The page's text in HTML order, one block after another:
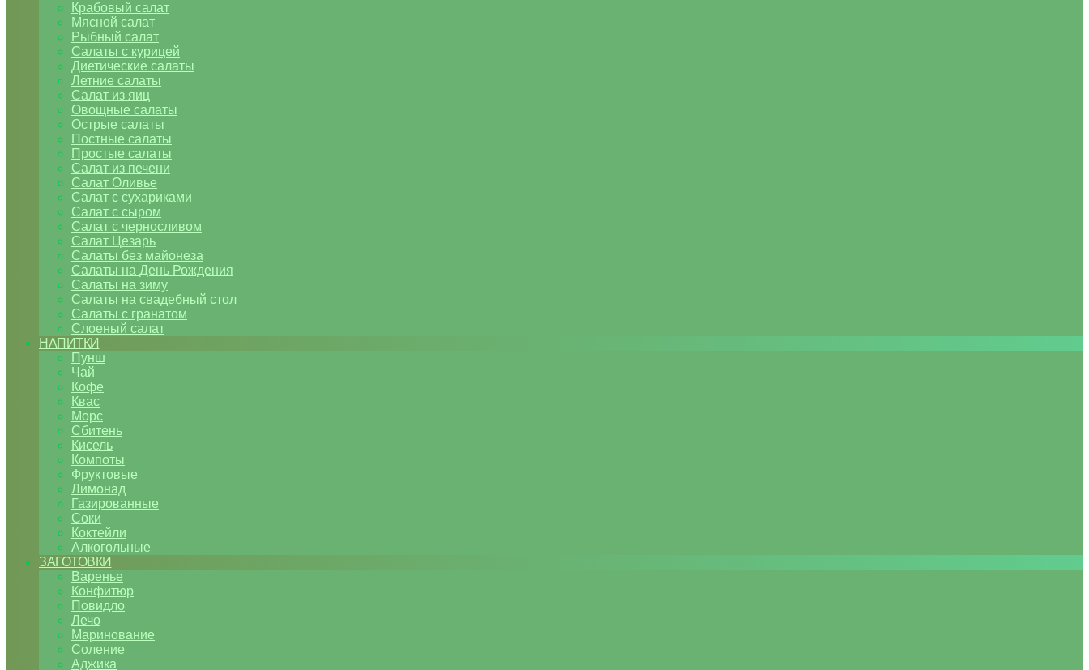
Крабовый салат
Мясной салат
Рыбный салат
Салаты с курицей
Диетические салаты
Летние салаты
Салат из яиц
Овощные салаты
Острые салаты
Постные салаты
Простые салаты
Салат из печени
Салат Оливье
Салат с сухариками
Салат с сыром
Салат с черносливом
Салат Цезарь
Салаты без майонеза
Салаты на День Рождения
Салаты на зиму
Салаты на свадебный стол
Салаты с гранатом
Слоеный салат
НАПИТКИ
Пунш
Чай
Кофе
Квас
Морс
Сбитень
Кисель
Компоты
Фруктовые
Лимонад
Газированные
Соки
Коктейли
Алкогольные
ЗАГОТОВКИ
Варенье
Конфитюр
Повидло
Лечо
Маринование
Соление
Аджика